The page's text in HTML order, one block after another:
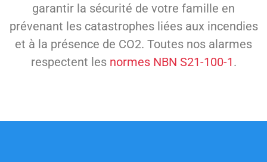
garantir la sécurité de votre famille en
prévenant les catastrophes liées aux incendies
et à la présence de CO2. Toutes nos alarmes
respectent les normes NBN S21-100-1.